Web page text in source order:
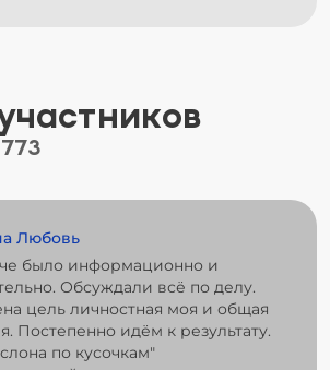
773
Любовь
было информационно и
Обсуждали всё по делу.
цель личностная моя и общая
Постепенно идём к результату.
по кусочкам"